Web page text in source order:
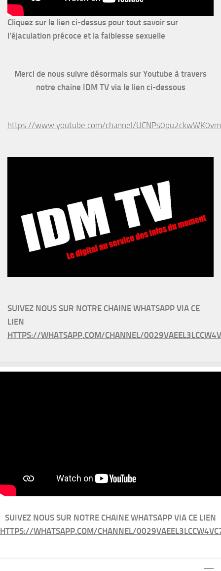
Cliquez sur le lien ci-dessus pour tout savoir sur
l'éjaculation précoce et la faiblesse sexuelle
Merci de nous suivre désormais sur Youtube à travers
notre chaine IDM TV via le lien ci-dessous
https://www.youtube.com/channel/
SUIVEZ NOUS SUR NOTRE CHAINE WHATSAPP VIA CE
LIEN
HTTPS://WHATSAPP.COM/CHANNEL/
SUIVEZ NOUS SUR NOTRE CHAINE WHATSAPP VIA CE LIEN
HTTPS://WHATSAPP.COM/CHANNEL/